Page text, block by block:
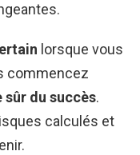
lorsque vous
commencez
sûr du succès.
calculés et